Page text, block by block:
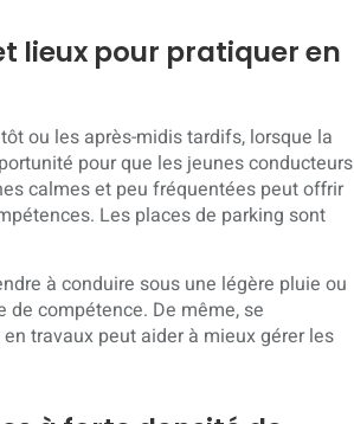
lieux pour pratiquer en
ou les après-midis tardifs, lorsque la
pour que les jeunes conducteurs
calmes et peu fréquentées peut offrir
Les places de parking sont
à conduire sous une légère pluie ou
compétence. De même, se
travaux peut aider à mieux gérer les